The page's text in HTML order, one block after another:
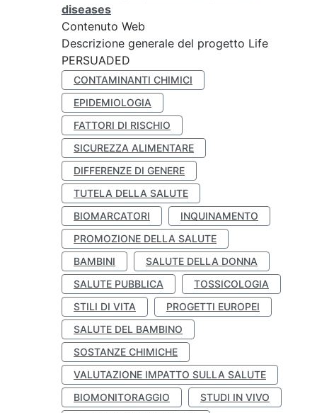
diseases
Contenuto Web
Descrizione generale del progetto Life
PERSUADED
CONTAMINANTI CHIMICI
EPIDEMIOLOGIA
FATTORI DI RISCHIO
SICUREZZA ALIMENTARE
DIFFERENZE DI GENERE
TUTELA DELLA SALUTE
BIOMARCATORI
INQUINAMENTO
PROMOZIONE DELLA SALUTE
BAMBINI
SALUTE DELLA DONNA
SALUTE PUBBLICA
TOSSICOLOGIA
STILI DI VITA
PROGETTI EUROPEI
SALUTE DEL BAMBINO
SOSTANZE CHIMICHE
VALUTAZIONE IMPATTO SULLA SALUTE
BIOMONITORAGGIO
STUDI IN VIVO